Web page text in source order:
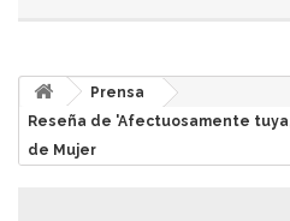
Prensa
Reseña de 'Afectuosamente
de Mujer